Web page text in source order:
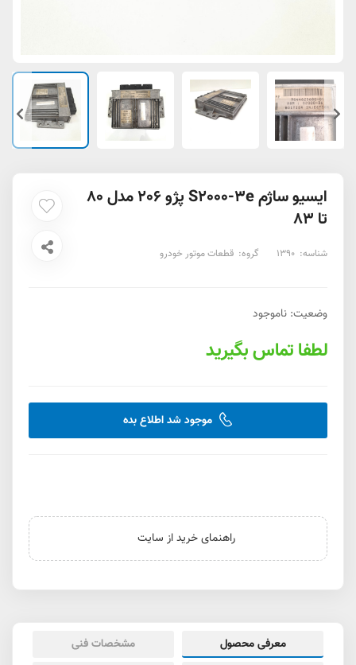
ایسیو ساژم S2000-3e پژو 206 مدل 80
تا 83
شناسه: 1390 گروه: قطعات موتور خودرو
وضعیت: ناموجود
لطفا تماس بگیرید
موجود شد اطلاع بده
راهنمای خرید از سایت
معرفی محصول
مشخصات فنی